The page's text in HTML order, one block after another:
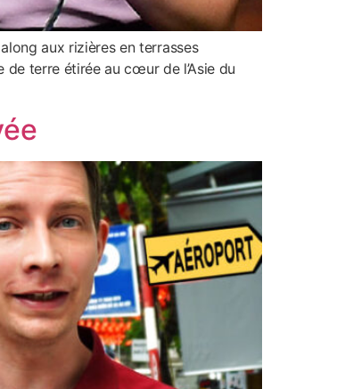
aux rizières en terrasses
terre étirée au cœur de l’Asie du